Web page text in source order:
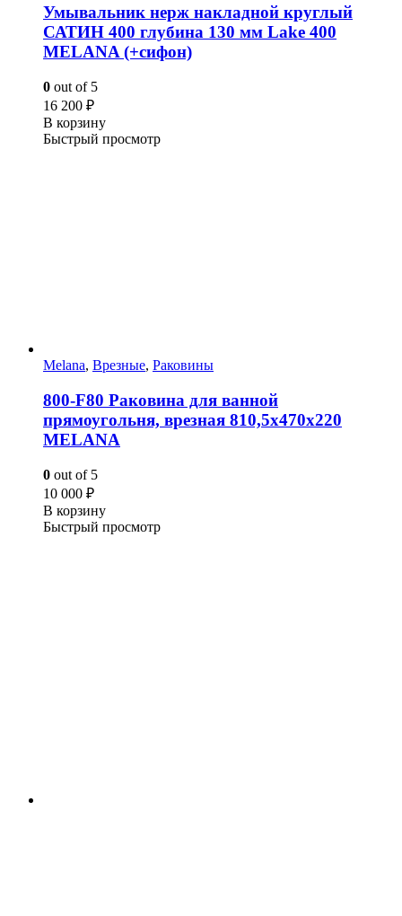
Умывальник нерж накладной круглый
САТИН 400 глубина 130 мм Lake 400
MELANA (+сифон)
0 out of 5
16 200 ₽
В корзину
Быстрый просмотр
Melana, Врезные, Раковины
800-F80 Раковина для ванной
прямоугольня, врезная 810,5х470х220
MELANA
0 out of 5
10 000 ₽
В корзину
Быстрый просмотр